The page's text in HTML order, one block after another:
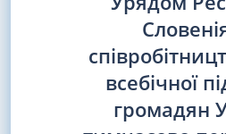
всебічної
громадян